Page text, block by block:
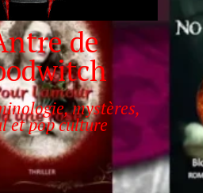
de
mystères,
et pop culture